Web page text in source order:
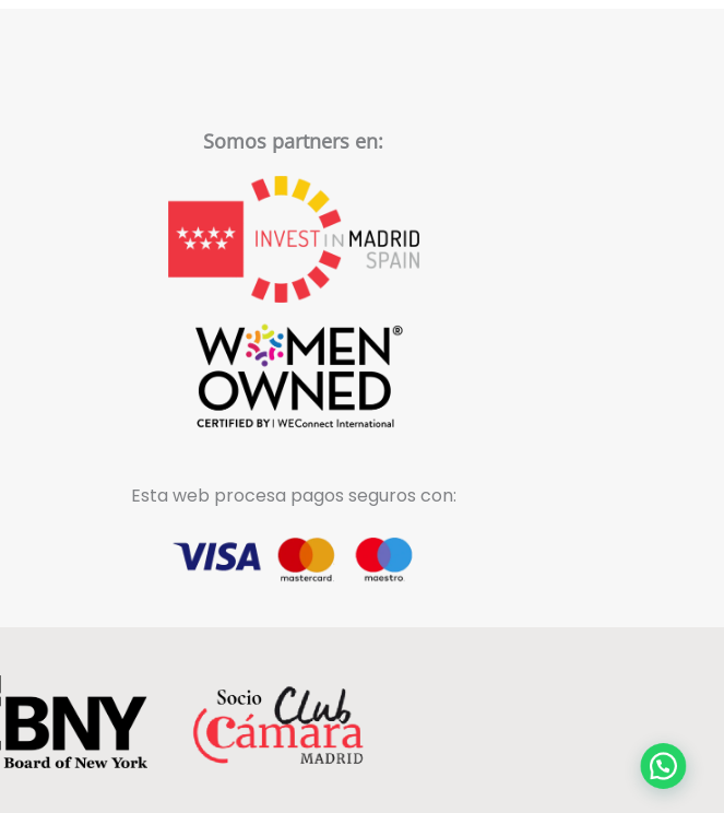
Somos partners en:
Esta web procesa pagos seguros con: